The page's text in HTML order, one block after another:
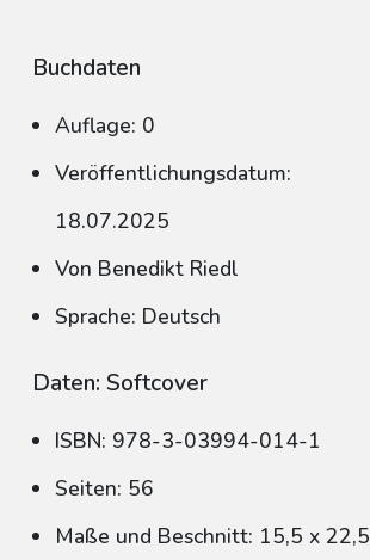
Buchdaten
Auflage: 0
Veröffentlichungsdatum:
18.07.2025
Von Benedikt Riedl
Sprache: Deutsch
Daten: Softcover
ISBN: 978-3-03994-014-1
Seiten: 56
Maße und Beschnitt: 15,5 x 22,5